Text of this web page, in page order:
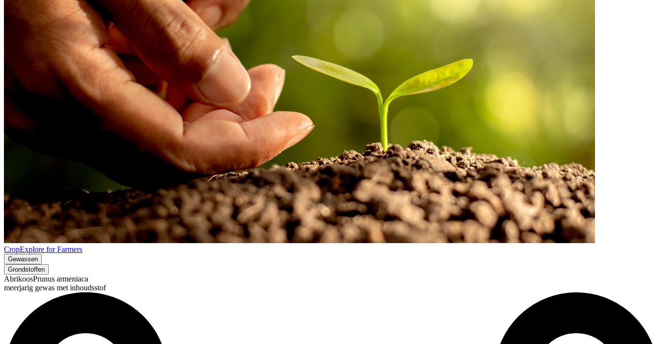
CropExplore for Farmers
Gewassen
Grondstoffen
AbrikoosPrunus armeniaca
meerjarig gewas met inhoudsstof